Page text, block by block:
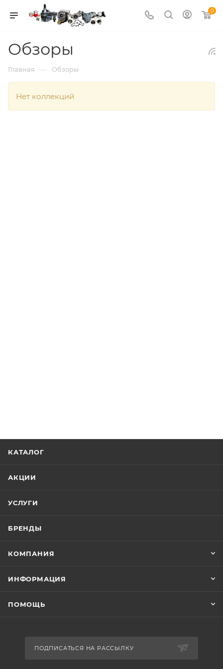
0
Обзоры
Главная — Обзоры
Нет коллекций
КАТАЛОГ
АКЦИИ
УСЛУГИ
БРЕНДЫ
КОМПАНИЯ
ИНФОРМАЦИЯ
ПОМОЩЬ
ПОДПИСАТЬСЯ НА РАССЫЛКУ